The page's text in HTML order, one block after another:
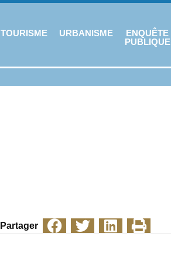
TOURISME URBANISME
ENQUÊTE
PUBLIQUE
Partager